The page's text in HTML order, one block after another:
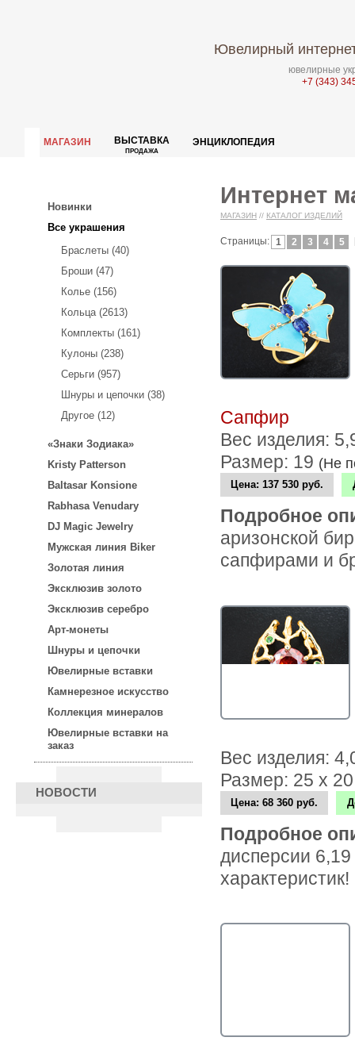
Ювелирный
ювелирные
+7 (343)
МАГАЗИН ВЫСТАВКА
ПРОДАЖА
ЭНЦИКЛОПЕДИЯ
Новинки
Все украшения
Браслеты (40)
Броши (47)
Колье (156)
Кольца (2613)
Комплекты (161)
Кулоны (238)
Серьги (957)
Шнуры и цепочки (38)
Другое (12)
«Знаки Зодиака»
Kristy Patterson
Baltasar Konsione
Rabhasa Venudary
DJ Magic Jewelry
Мужская линия Biker
Золотая линия
Эксклюзив золото
Эксклюзив серебро
Арт-монеты
Шнуры и цепочки
Ювелирные вставки
Камнерезное искусство
Коллекция минералов
Ювелирные вставки на
заказ
НОВОСТИ
Интернет
МАГАЗИН // КАТАЛОГ ИЗДЕЛИЙ
Страницы: 1 2 3 4 5
Сапфир
Вес изделия:
Размер: 19 (Не
Цена:137 530 руб.
Подробное
аризонской
сапфирами и
Вес изделия:
Размер: 25 х
Цена:68 360 руб.
Подробное
дисперсии
характеристик!